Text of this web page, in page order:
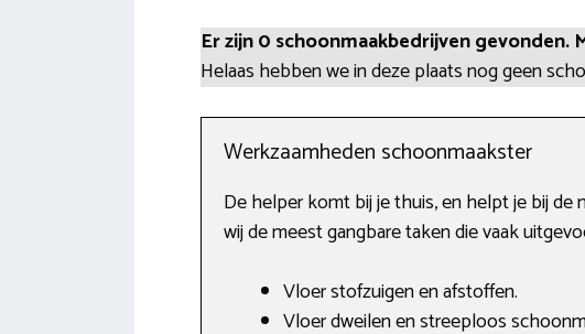
Er zijn 0 schoonmaakbedrijven gevonden.
Helaas hebben we in deze plaats nog geen
Werkzaamheden schoonmaakster
De helper komt bij je thuis, en helpt je bij
wij de meest gangbare taken die vaak
Vloer stofzuigen en afstoffen.
Vloer dweilen en streeploos